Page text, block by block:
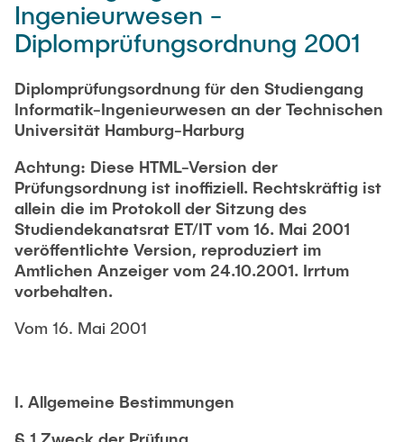
Newsroom
Pressemitteilungen
Magazin spektrum
Veranstaltungen
Merchandise-Shop
Arbeiten an der TU Hamburg
Stellenausschreibungen
Berufsausbildung und Praktika
Berufungen
Intern
Beratung und Kontakt
Neu an der TUHH
Rund ums Studium
Studienorganisation
AI in Education
Für Absolventinnen und Absolventen
Alumni
Berufseinstieg - Career Center
Graduiertenakademie
Promotion und Habilitation
Lehre und Lernen
UNU HUB "Engineering to Face Climate Change"
Forschungsförderung
Early Career Researchers
Gute Wissenschaftliche Praxis
Future Lectures
Team
Interdisziplinärer Workshop des FSP
„Biobasierte Prozesse und
Studiengänge
Forschung und Institute
Technologie und Innovation in der Bildung
News
Studiengänge
Forschung und Institute
Management-Wissenschaften und Technologie
Studiengänge
Forschung und Institute
Studiengänge
Forschung und Institute
Austauschstudium
Intercultural Hub
(Gast)Wissenschaftler*innen
Partnerships and Strategy
Partnerhochschulen Studierendenaustausch
Eine Partnerschaft vereinbaren
Strategie
ECIU University
Ingenieurwesen -
Diplomprüfungsordnung 2001
Diplomprüfungsordnung für den Studiengang
Informatik-Ingenieurwesen an der Technischen
Universität Hamburg-Harburg
Achtung: Diese HTML-Version der
Prüfungsordnung ist inoffiziell. Rechtskräftig ist
allein die im Protokoll der Sitzung des
Studiendekanatsrat ET/IT vom 16. Mai 2001
veröffentlichte Version, reproduziert im
Amtlichen Anzeiger vom 24.10.2001. Irrtum
vorbehalten.
Vom 16. Mai 2001
I. Allgemeine Bestimmungen